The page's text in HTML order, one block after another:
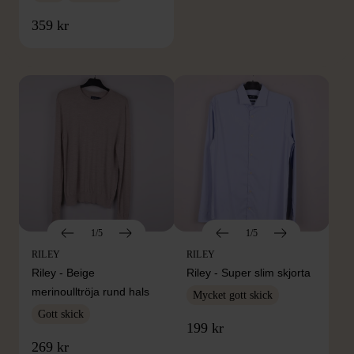
359 kr
FRÅN SAMMA VARUMÄRKE
1/5
RILEY
Riley - Beige
merinoulltröja rund hals
Gott skick
269 kr
1/5
RILEY
Riley - Super slim skjorta
Mycket gott skick
199 kr